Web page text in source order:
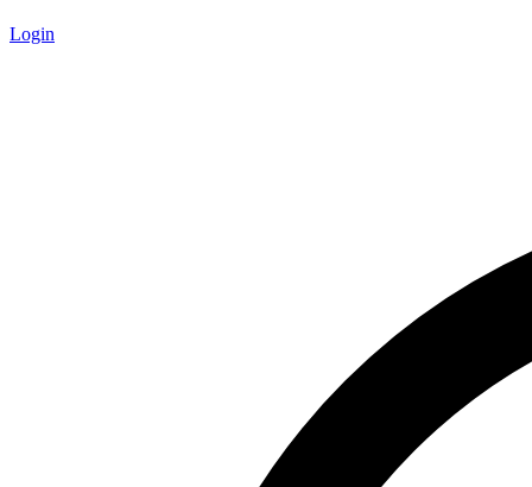
Login